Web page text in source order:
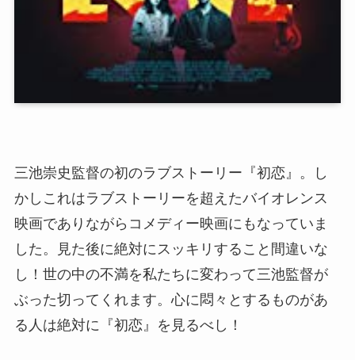
三池崇史監督の初のラブストーリー『初恋』。し
かしこれはラブストーリーを超えたバイオレンス
映画でありながらコメディー映画にもなっていま
した。見た後に絶対にスッキリすること間違いな
し！世の中の不満を私たちに変わって三池監督が
ぶった切ってくれます。心に悶々とするものがあ
る人は絶対に『初恋』を見るべし！